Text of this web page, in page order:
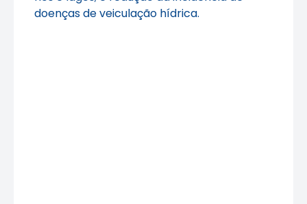
doenças de veiculação hídrica.